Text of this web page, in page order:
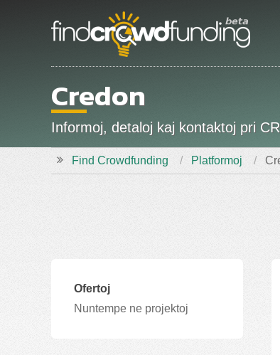
Credon
Informoj, detaloj kaj kontaktoj pri
Find Crowdfunding Platformoj
Ofertoj
Nuntempe ne projektoj